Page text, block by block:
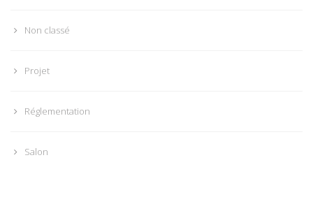
Non classé
Projet
Réglementation
Salon